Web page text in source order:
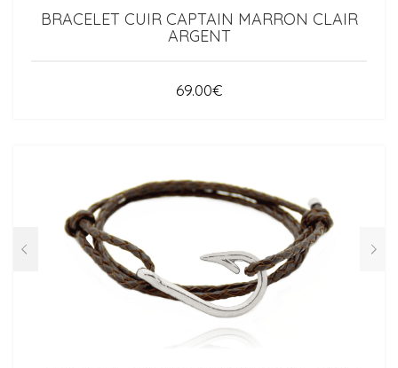
BRACELET CUIR CAPTAIN MARRON CLAIR
ARGENT
69.00€